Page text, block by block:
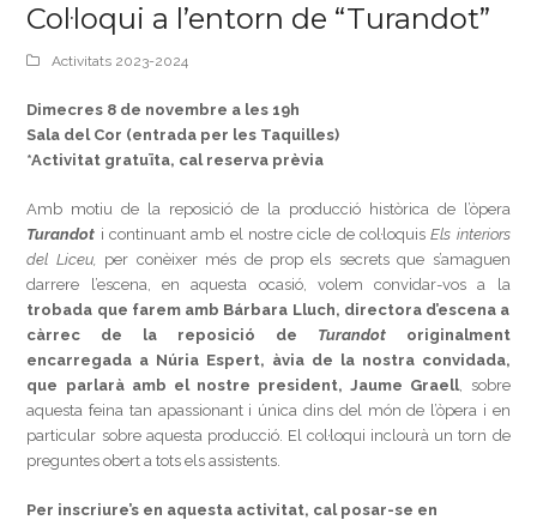
Col·loqui a l’entorn de “Turandot”
Activitats 2023-2024
Dimecres 8 de novembre a les 19h
Sala del Cor (entrada per les Taquilles)
*Activitat gratuïta, cal reserva prèvia
Amb motiu de la reposició de la producció històrica de l’òpera
Turandot i continuant amb el nostre cicle de col·loquisEls interiors
del Liceu, per conèixer més de prop els secrets que s’amaguen
darrere l’escena, en aquesta ocasió, volem convidar-vos a la
trobada que farem amb Bárbara Lluch, directora d’escena a
càrrec de la reposició de Turandotoriginalment
encarregada a Núria Espert, àvia de la nostra convidada,
que parlarà amb el nostre president, Jaume Graell, sobre
aquesta feina tan apassionant i única dins del món de l’òpera i en
particular sobre aquesta producció. El col·loqui inclourà un torn de
preguntes obert a tots els assistents.
Per inscriure’s en aquesta activitat, cal posar-se en